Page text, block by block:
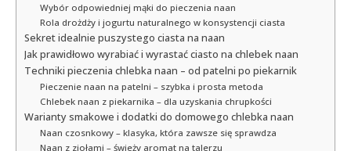
Wybór odpowiedniej mąki do pieczenia naan
Rola drożdży i jogurtu naturalnego w konsystencji ciasta
Sekret idealnie puszystego ciasta na naan
Jak prawidłowo wyrabiać i wyrastać ciasto na chlebek naan
Techniki pieczenia chlebka naan – od patelni po piekarnik
Pieczenie naan na patelni – szybka i prosta metoda
Chlebek naan z piekarnika – dla uzyskania chrupkości
Warianty smakowe i dodatki do domowego chlebka naan
Naan czosnkowy – klasyka, która zawsze się sprawdza
Naan z ziołami – świeży aromat na talerzu